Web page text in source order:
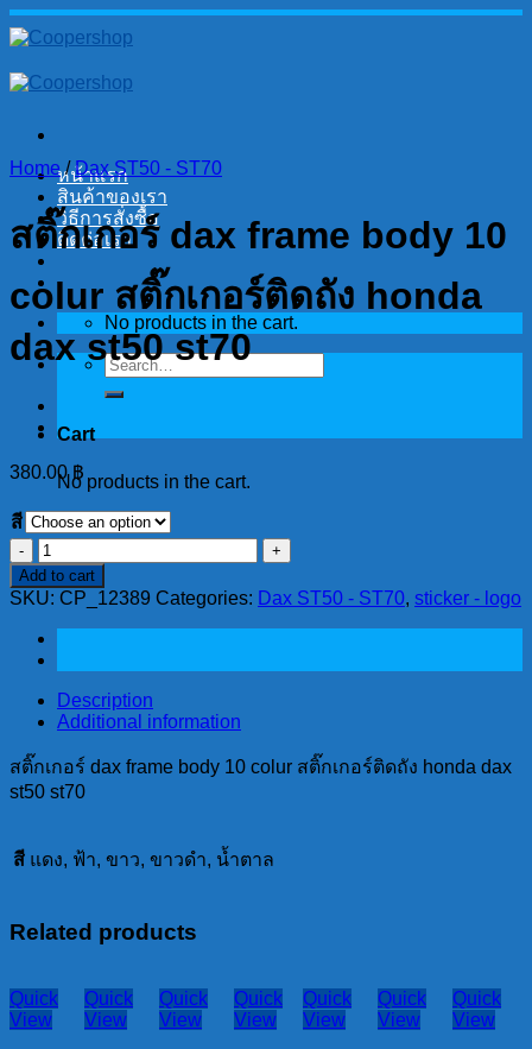
Skip
to
หน้าแรก
สินค้าของเรา
วิธีการสั่งซื้อ
ติดต่อเรา
No products in the cart.
Search
for:
Cart
No products in the cart.
Home / Dax ST50 - ST70
สติ๊กเกอร์ dax frame body 10
colur สติ๊กเกอร์ติดถัง honda
dax st50 st70
380.00฿
สี
สติ๊กเกอร์
dax
frame
10
colur
สติ๊กเกอร์
ติด
honda
dax
quantity
Add to cart
SKU: CP_12389 Categories: Dax ST50 - ST70, sticker - logo
Description
Additional information
สติ๊กเกอร์ dax frame body 10 colur สติ๊กเกอร์ติดถัง honda dax
st50 st70
สี แดง, ฟ้า, ขาว, ขาวดำ, น้ำตาล
Related products
Quick
View
Quick
View
Quick
View
Quick
View
Quick
View
Quick
View
Quick
View